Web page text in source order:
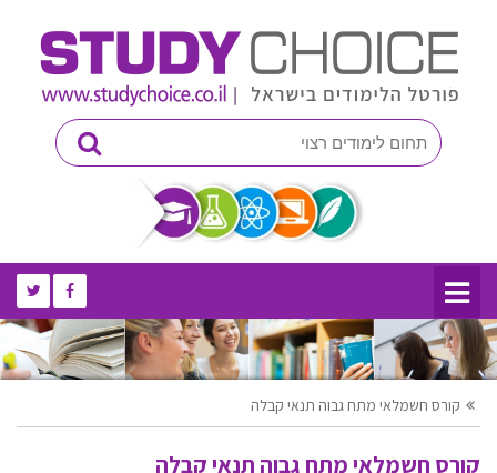
קורס חשמלאי מתח גבוה תנאי קבלה
קורס חשמלאי מתח גבוה תנאי קבלה